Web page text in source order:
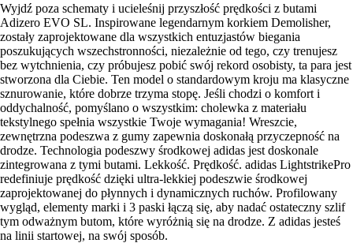
Wyjdź poza schematy i ucieleśnij przyszłość prędkości z butami
Adizero EVO SL. Inspirowane legendarnym korkiem Demolisher,
zostały zaprojektowane dla wszystkich entuzjastów biegania
poszukujących wszechstronności, niezależnie od tego, czy trenujesz
bez wytchnienia, czy próbujesz pobić swój rekord osobisty, ta para jest
stworzona dla Ciebie. Ten model o standardowym kroju ma klasyczne
sznurowanie, które dobrze trzyma stopę. Jeśli chodzi o komfort i
oddychalność, pomyślano o wszystkim: cholewka z materiału
tekstylnego spełnia wszystkie Twoje wymagania! Wreszcie,
zewnętrzna podeszwa z gumy zapewnia doskonałą przyczepność na
drodze. Technologia podeszwy środkowej adidas jest doskonale
zintegrowana z tymi butami. Lekkość. Prędkość. adidas LightstrikePro
redefiniuje prędkość dzięki ultra-lekkiej podeszwie środkowej
zaprojektowanej do płynnych i dynamicznych ruchów. Profilowany
wygląd, elementy marki i 3 paski łączą się, aby nadać ostateczny szlif
tym odważnym butom, które wyróżnią się na drodze. Z adidas jesteś
na linii startowej, na swój sposób.